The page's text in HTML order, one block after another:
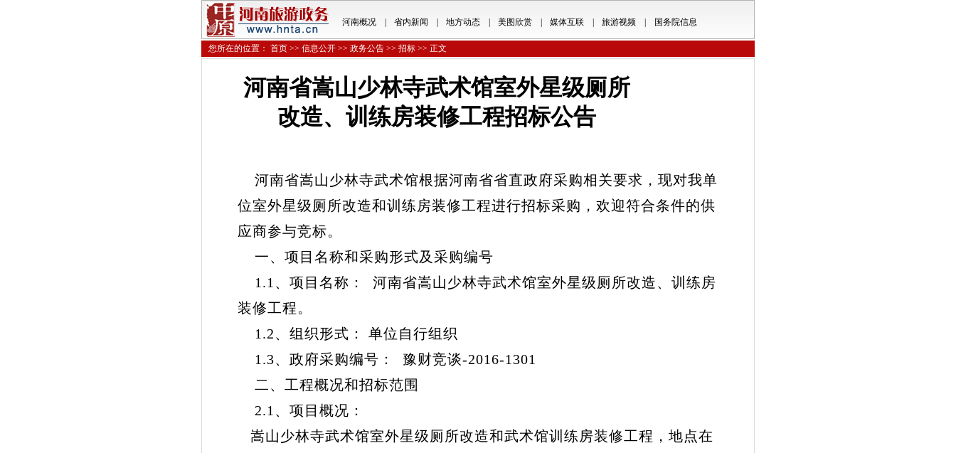
河南概况| 省内新闻 地方动态| 美图欣赏| 媒体互联| 旅游视频| 国务院信息
您所在的位置： 首页 >> 信息公开 >> 政务公告 >> 招标 >> 正文
河南省嵩山少林寺武术馆室外星级厕所
改造、训练房装修工程招标公告
河南省嵩山少林寺武术馆根据河南省省直政府采购相关要求，现对我单
位室外星级厕所改造和训练房装修工程进行招标采购，欢迎符合条件的供
应商参与竞标。
一、项目名称和采购形式及采购编号
1.1、项目名称： 河南省嵩山少林寺武术馆室外星级厕所改造、训练房
装修工程。
1.2、组织形式： 单位自行组织
1.3、政府采购编号： 豫财竞谈-2016-1301
二、工程概况和招标范围
2.1、项目概况：
嵩山少林寺武术馆室外星级厕所改造和武术馆训练房装修工程，地点在